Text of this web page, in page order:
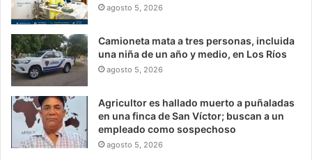
agosto 5, 2026
Camioneta mata a tres personas, incluida
una niña de un año y medio, en Los Ríos
agosto 5, 2026
Agricultor es hallado muerto a puñaladas
en una finca de San Víctor; buscan a un
empleado como sospechoso
agosto 5, 2026